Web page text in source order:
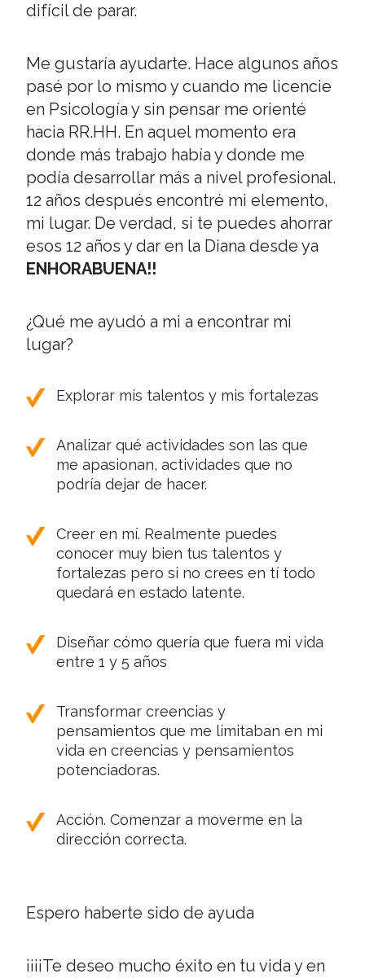
difícil de parar.
Me gustaría ayudarte. Hace algunos años
pasé por lo mismo y cuando me licencie
en Psicología y sin pensar me orienté
hacia RR.HH. En aquel momento era
donde más trabajo había y donde me
podía desarrollar más a nivel profesional.
12 años después encontré mi elemento,
mi lugar. De verdad, si te puedes ahorrar
esos 12 años y dar en la Diana desde ya
ENHORABUENA!!
¿Qué me ayudó a mi a encontrar mi
lugar?
Explorar mis talentos y mis fortalezas
Analizar qué actividades son las que
me apasionan, actividades que no
podría dejar de hacer.
Creer en mí. Realmente puedes
conocer muy bien tus talentos y
fortalezas pero si no crees en tí todo
quedará en estado latente.
Diseñar cómo quería que fuera mi vida
entre 1 y 5 años
Transformar creencias y
pensamientos que me limitaban en mi
vida en creencias y pensamientos
potenciadoras.
Acción. Comenzar a moverme en la
dirección correcta.
Espero haberte sido de ayuda
¡¡¡¡Te deseo mucho éxito en tu vida y en